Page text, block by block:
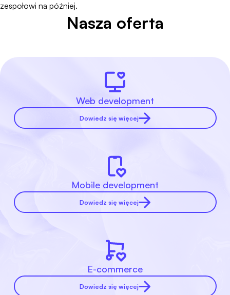
zespołowi na później.
Nasza oferta
Web development
Dowiedz się więcej
Mobile development
Dowiedz się więcej
E-commerce
Dowiedz się więcej